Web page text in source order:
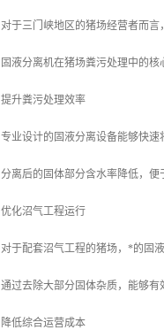
对于三门峡地区的猪场经营者而
固液分离机在猪场粪污处理中的核
提升粪污处理效率
专业设计的固液分离设备能够快速
分离后的固体部分含水率降低，
优化沼气工程运行
对于配套沼气工程的猪场，*的固
通过去除大部分固体杂质，能够
降低综合运营成本